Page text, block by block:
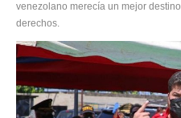
venezolano merecía un mejor
derechos.